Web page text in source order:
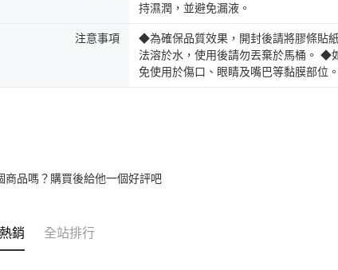
持濕潤，並避免漏液。
注意事項
◆為確保品質效果，開封後請將膠條貼
法溶於水，使用後請勿丟棄於馬桶。 ◆
免使用於傷口、眼睛及嘴巴等黏膜部位
商品嗎？購買後給他一個好評吧
銷 全站排行